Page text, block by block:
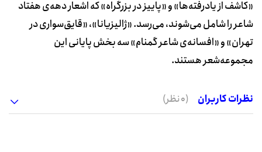
«کاشف از یادرفته‌ها» و «پاییز در بزرگراه» که اشعار دهه‌ی هفتاد
شاعر را شامل می‌شوند، می‌رسد. «ژالیزیانا»، «قایق‌سواری در
تهران» و «افسانه‌ی شاعر گمنام» سه بخش پایانی این
مجموعه‌شعر هستند.
نظرات کاربران (0 نظر)